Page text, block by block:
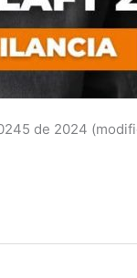
de 2024